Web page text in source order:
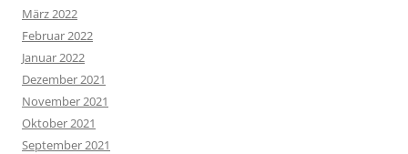
März 2022
Februar 2022
Januar 2022
Dezember 2021
November 2021
Oktober 2021
September 2021